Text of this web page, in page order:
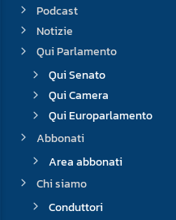
Podcast
Notizie
Qui Parlamento
Qui Senato
Qui Camera
Qui Europarlamento
Abbonati
Area abbonati
Chi siamo
Conduttori